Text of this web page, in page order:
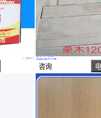
广西南宁 抚顺地板 木地板坯料 抚顺栗木地板厂 抚顺栗木
真实性已核验
￥100.00/平方米
咨询